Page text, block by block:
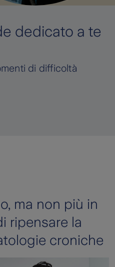
dedicato a te
di difficoltà
ma non più in
ripensare la
croniche